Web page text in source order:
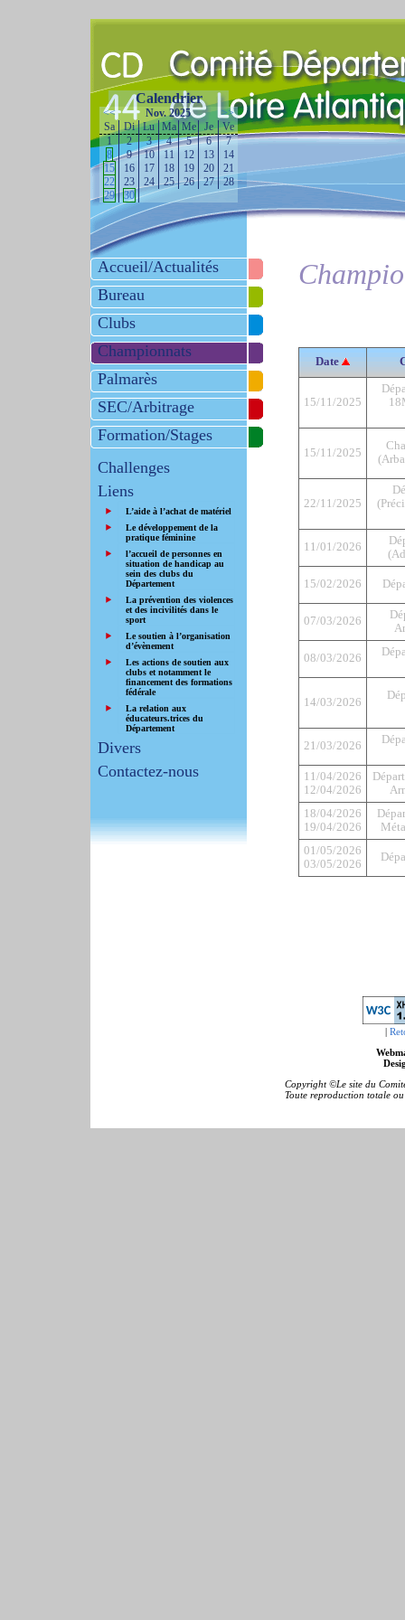
Calendrier
<< Nov. 2025
>>
Sa
Di Lu Ma Me Je
Ve
1
2 3 4 5 6
7
8
9 10 11 12 13
14
15
16 17 18 19 20
21
22
23 24 25 26 27
28
29
30
Accueil/Actualités
Bureau
Clubs
Championnats
Palmarès
SEC/Arbitrage
Formation/Stages
Challenges
Liens
L’aide à l’achat de matériel
Le développement de la
pratique féminine
l’accueil de personnes en
situation de handicap au
sein des clubs du
Département
La prévention des violences
et des incivilités dans le
sport
Le soutien à l’organisation
d’évènement
Les actions de soutien aux
clubs et notamment le
financement des formations
fédérale
La relation aux
éducateurs.trices du
Département
Divers
Contactez-nous
Date
15/11/2025
15/11/2025
22/11/2025
11/01/2026
15/02/2026
07/03/2026
08/03/2026
14/03/2026
21/03/2026
11/04/2026
12/04/2026
18/04/2026
19/04/2026
01/05/2026
03/05/2026
|
Copyright ©Le site du
Toute reproduction totale